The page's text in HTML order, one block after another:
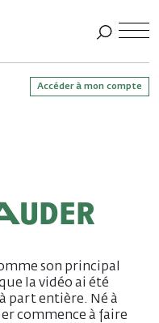
Accéder à mon compte
son principal
la vidéo ai été
part entière. Né à
commence à faire